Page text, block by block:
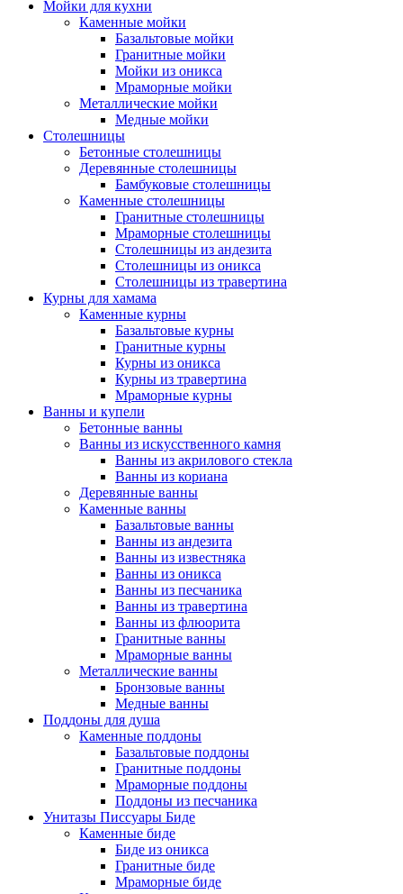
Мойки для кухни
Каменные мойки
Базальтовые мойки
Гранитные мойки
Мойки из оникса
Мраморные мойки
Металлические мойки
Медные мойки
Столешницы
Бетонные столешницы
Деревянные столешницы
Бамбуковые столешницы
Каменные столешницы
Гранитные столешницы
Мраморные столешницы
Столешницы из андезита
Столешницы из оникса
Столешницы из травертина
Курны для хамама
Каменные курны
Базальтовые курны
Гранитные курны
Курны из оникса
Курны из травертина
Мраморные курны
Ванны и купели
Бетонные ванны
Ванны из искусственного камня
Ванны из акрилового стекла
Ванны из кориана
Деревянные ванны
Каменные ванны
Базальтовые ванны
Ванны из андезита
Ванны из известняка
Ванны из оникса
Ванны из песчаника
Ванны из травертина
Ванны из флюорита
Гранитные ванны
Мраморные ванны
Металлические ванны
Бронзовые ванны
Медные ванны
Поддоны для душа
Каменные поддоны
Базальтовые поддоны
Гранитные поддоны
Мраморные поддоны
Поддоны из песчаника
Унитазы Писсуары Биде
Каменные биде
Биде из оникса
Гранитные биде
Мраморные биде